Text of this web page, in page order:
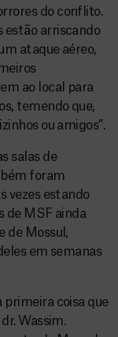
do conflito.
estão arriscando
ataque aéreo,
ao local para
temendo que,
ou amigos”.
salas de
foram
vezes estando
de MSF ainda
de Mossul,
em semanas
primeira coisa que
dr. Wassim.